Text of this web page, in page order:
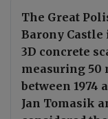
The Great
Barony
3D concrete
measuring 50
between 1974
Jan Tomasik